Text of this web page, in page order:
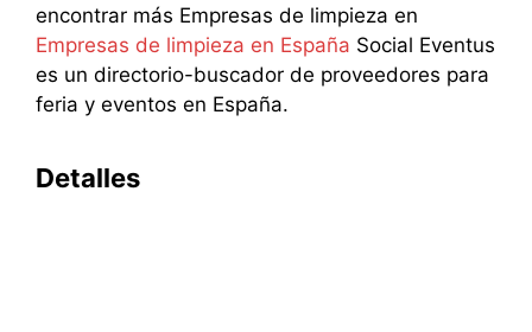
encontrar más Empresas de limpieza en
Empresas de limpieza en España Social Eventus
es un directorio-buscador de proveedores para
feria y eventos en España.
Detalles